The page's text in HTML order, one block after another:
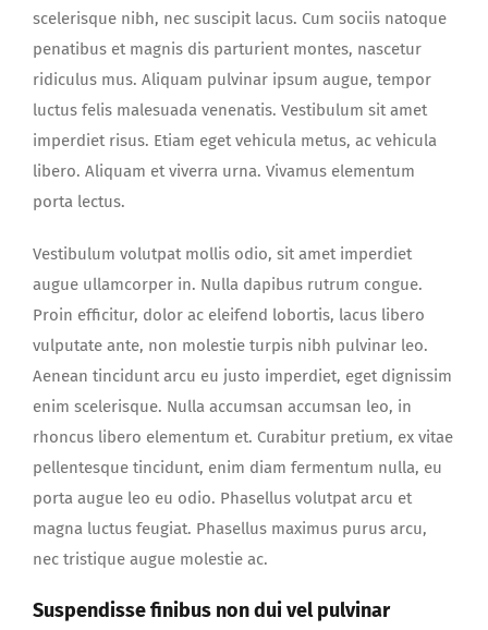
scelerisque nibh, nec suscipit lacus. Cum sociis natoque
penatibus et magnis dis parturient montes, nascetur
ridiculus mus. Aliquam pulvinar ipsum augue, tempor
luctus felis malesuada venenatis. Vestibulum sit amet
imperdiet risus. Etiam eget vehicula metus, ac vehicula
libero. Aliquam et viverra urna. Vivamus elementum
porta lectus.
Vestibulum volutpat mollis odio, sit amet imperdiet
augue ullamcorper in. Nulla dapibus rutrum congue.
Proin efficitur, dolor ac eleifend lobortis, lacus libero
vulputate ante, non molestie turpis nibh pulvinar leo.
Aenean tincidunt arcu eu justo imperdiet, eget dignissim
enim scelerisque. Nulla accumsan accumsan leo, in
rhoncus libero elementum et. Curabitur pretium, ex vitae
pellentesque tincidunt, enim diam fermentum nulla, eu
porta augue leo eu odio. Phasellus volutpat arcu et
magna luctus feugiat. Phasellus maximus purus arcu,
nec tristique augue molestie ac.
Suspendisse finibus non dui vel pulvinar